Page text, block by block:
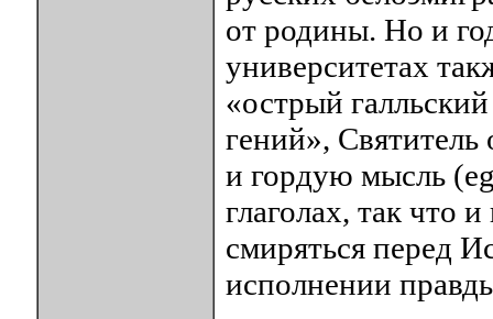
от родины. Но и
университетах
«острый
гений»,
и гордую мысль
глаголах, так что
смиряться перед
исполнении